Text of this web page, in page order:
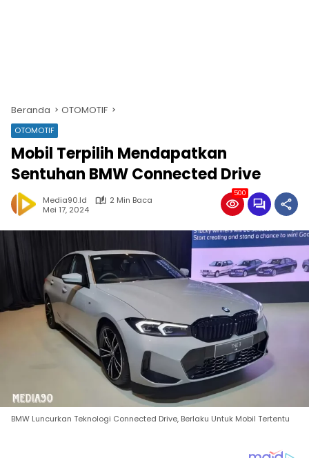
Beranda OTOMOTIF
OTOMOTIF
Mobil Terpilih Mendapatkan
Sentuhan BMW Connected Drive
Media90.id
2 Min Baca
Mei 17, 2024
500
BMW Luncurkan Teknologi Connected Drive, Berlaku Untuk Mobil Tertentu